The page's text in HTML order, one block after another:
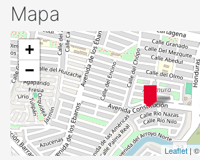
Mapa
+
−
Leaflet| ©